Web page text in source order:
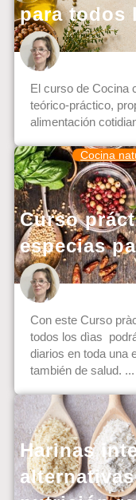
para todos
El curso de Cocina
teórico-práctico,
alimentación
Cocina
Curso
especias
Con este Curso
todos los dìas
diarios en toda una
también de salud. ...
Harinas